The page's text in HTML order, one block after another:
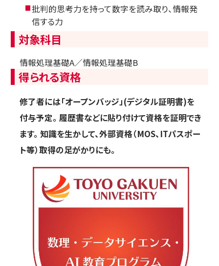
批判的思考力を持って数字を読み取り、情報発
信する力
対象科目
情報処理基礎A／情報処理基礎B
得られる資格
修了者には「オープンバッジ」(デジタル証明書)を
付与予定。 履歴書などに貼り付けて資格を証明でき
ます。 知識を生かして、外部資格（MOS、ITパスポー
ト等）取得の足がかりにも。